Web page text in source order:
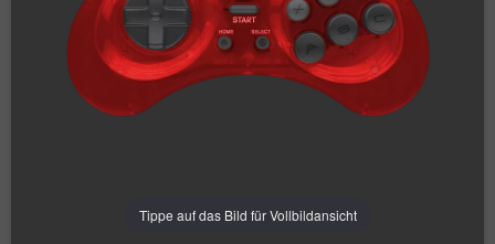
Tippe auf das Bild für Vollbildansicht